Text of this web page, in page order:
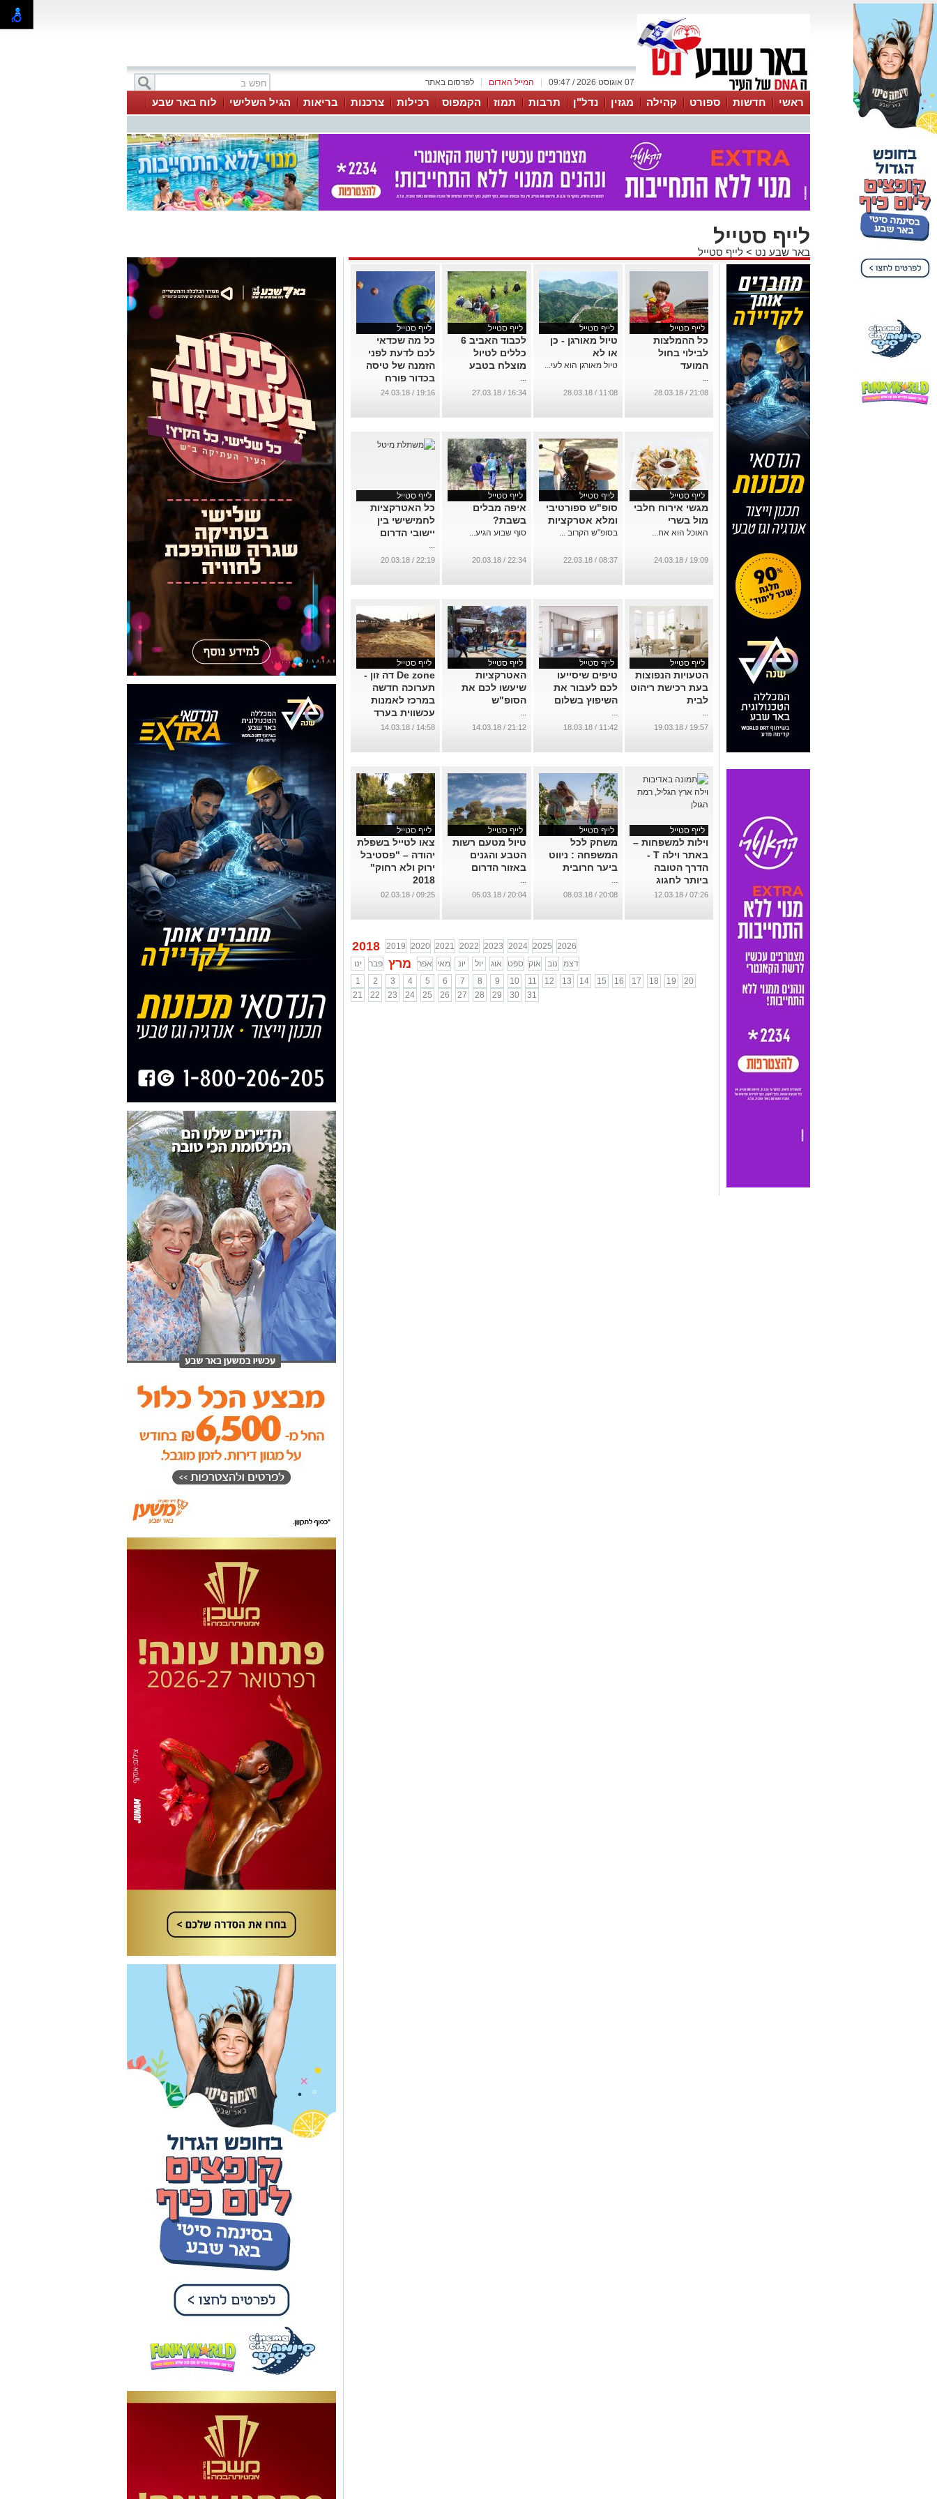
לפרסום באתר המייל האדום 07 אוגוסט 2026 / 09:47
ראשי חדשות ספורט קהילה מגזין נדל"ן תרבות תמוז הקמפוס רכילות צרכנות בריאות הגיל השלישי
לוח באר שבע
לייף סטייל
באר שבע נט > לייף סטייל
לייף סטייל
כל ההמלצות
לבילוי בחול
המועד
...
21:08 / 28.03.18
לייף סטייל
טיול מאורגן - כן
או לא
טיול מאורגן הוא לעי...
11:08 / 28.03.18
לייף סטייל
לכבוד האביב 6
כללים לטיול
מוצלח בטבע
...
16:34 / 27.03.18
לייף סטייל
כל מה שכדאי
לכם לדעת לפני
הזמנה של טיסה
בכדור פורח
...
19:16 / 24.03.18
לייף סטייל
מגשי אירוח חלבי
מול בשרי
האוכל הוא אח...
19:09 / 24.03.18
לייף סטייל
סופ"ש ספורטיבי
ומלא אטרקציות
בסופ"ש הקרוב ...
08:37 / 22.03.18
לייף סטייל
איפה מבלים
בשבת?
סוף שבוע הגיע...
22:34 / 20.03.18
לייף סטייל
כל האטרקציות
לחמישישי בין
יישובי הדרום
...
22:19 / 20.03.18
לייף סטייל
הטעויות הנפוצות
בעת רכישת ריהוט
לבית
...
19:57 / 19.03.18
לייף סטייל
טיפים שיסייעו
לכם לעבור את
השיפוץ בשלום
...
11:42 / 18.03.18
לייף סטייל
האטרקציות
שיעשו לכם את
הסופ"ש
...
21:12 / 14.03.18
לייף סטייל
De zone דה זון -
תערוכה חדשה
במרכז לאמנות
עכשווית בערד
...
14:58 / 14.03.18
לייף סטייל
וילות למשפחות –
באתר וילה T -
הדרך הטובה
ביותר לחגוג
...
07:26 / 12.03.18
לייף סטייל
משחק לכל
המשפחה : ניווט
ביער חרובית
...
20:08 / 08.03.18
לייף סטייל
טיול מטעם רשות
הטבע והגנים
באזור הדרום
...
20:04 / 05.03.18
לייף סטייל
צאו לטייל בשפלת
יהודה – "פסטיבל
ירוק ולא רחוק"
2018
...
09:25 / 02.03.18
2018 2019 2020 2021 2022 2023 2024 2025 2026
ינו
פבר מרץ אפר מאי יונ יול אוג ספט אוק נוב
דצמ
1
2 3 4 5 6 7 8 9 10 11 12 13 14 15 16 17 18 19
20
21
22 23 24 25 26 27 28 29 30 31